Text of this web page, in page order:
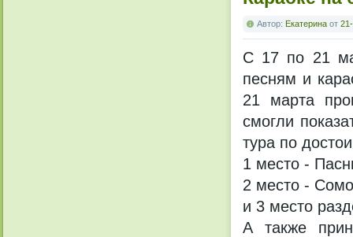
Автор: Екатерина от
С 17 по 21
песням и
21 марта
смогли
тура по
1 место -
2 место -
и 3 место
А также